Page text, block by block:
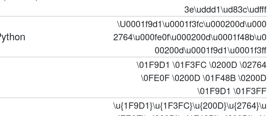
3e\uddd1\ud83c\udfff
\U0001f9d1\u0001f3fc\u000200d\u000
2764\u000fe0f\u000200d\u0001f48b\u0
00200d\u0001f9d1\u0001f3ff
\01F9D1 \01F3FC \0200D \02764
\0FE0F \0200D \01F48B \0200D
\01F9D1 \01F3FF
\u{1F9D1}\u{1F3FC}\u{200D}\u{2764}\u